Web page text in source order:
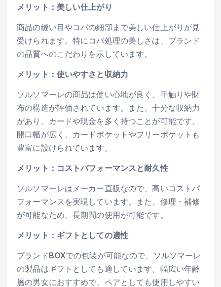
メリット：美しい仕上がり
商品の縫い目やコバの細部まで美しい仕上がりが見
受けられます。特にコバ処理の美しさは、ブランド
の品質へのこだわりを示しています。
メリット：使いやすさと収納力
ソルソマーレの商品は使い心地が良く、手触りや財
布の構造が評価されています。また、十分な収納力
があり、カードや現金を多く持つことが可能です。
開口幅が広く、カードポケットやフリーポケットも
豊富に設けられています。
メリット：コストパフォーマンスと耐久性
ソルソマーレはメーカー直販なので、高いコストパ
フォーマンスを実現しています。また、修理・補修
が可能なため、長期間の使用が可能です。
メリット：ギフトとしての適性
ブランドBOXでの包装が可能なので、ソルソマーレ
の製品はギフトとしても適しています。幅広い年齢
層の男女におすすめで、ペアとしても使用しやすい